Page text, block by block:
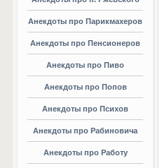
Анекдоты про Парикмахеров
Анекдоты про Пенсионеров
Анекдоты про Пиво
Анекдоты про Попов
Анекдоты про Психов
Анекдоты про Рабиновича
Анекдоты про Работу